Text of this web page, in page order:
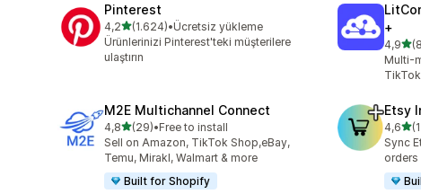
Pinterest
4,25 yıldız üzerinden
(1.624)
toplam 1624 değerlendirme
•Ücretsiz yükleme
Ürünlerinizi Pinterest'teki müşterilere
ulaştırın
+
4,95
Multi-
M2E Multichannel Connect
4,85 yıldız üzerinden
(29)
toplam 29 değerlendirme
•Free to install
Sell on Amazon, TikTok Shop,eBay,
Temu, Mirakl, Walmart & more
Built for Shopify
Etsy
4,65
Sync
orders